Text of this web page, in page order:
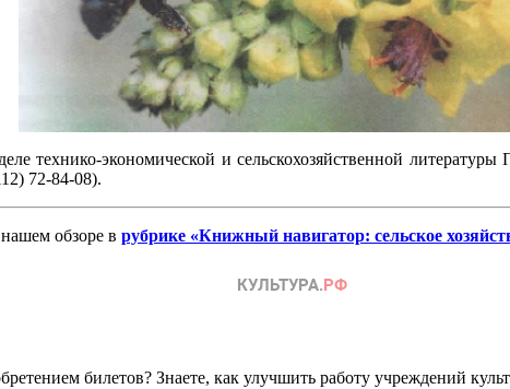
технико-экономической и сельскохозяйственной
72-84-08).
обзоре в рубрике «Книжный навигатор: сельское
билетов? Знаете, как улучшить работу учреждений